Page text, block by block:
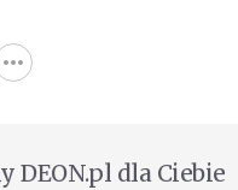
DEON.pl dla Ciebie